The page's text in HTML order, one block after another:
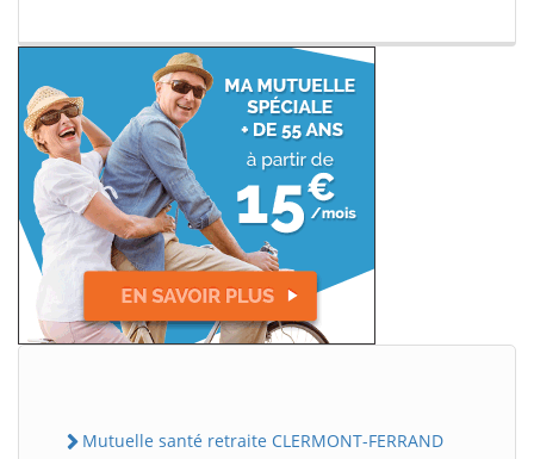
Mutuelle santé retraite CLERMONT-FERRAND